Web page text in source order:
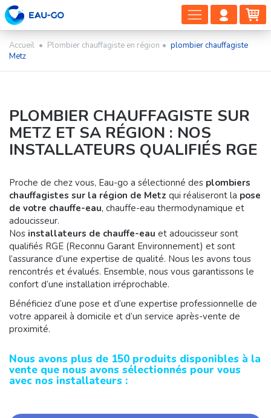
DÉPLIER
LA
Accueil • Plombier chauffagiste en région • plombier chauffagiste
Metz
PLOMBIER CHAUFFAGISTE SUR
METZ ET SA RÉGION : NOS
INSTALLATEURS QUALIFIÉS RGE
Proche de chez vous, Eau-go a sélectionné des plombiers
chauffagistes sur la région de Metz qui réaliseront la pose
de votre chauffe-eau, chauffe-eau thermodynamique et
adoucisseur.
Nos installateurs de chauffe-eau et adoucisseur sont
qualifiés RGE (Reconnu Garant Environnement) et sont
l’assurance d’une expertise de qualité. Nous les avons tous
rencontrés et évalués. Ensemble, nous vous garantissons le
confort d’une installation irréprochable.
Bénéficiez d’une pose et d’une expertise professionnelle de
votre appareil à domicile et d’un service après-vente de
proximité.
Nous avons plus de 150 produits disponibles à la
vente que nous avons sélectionnés pour vous
avec nos installateurs :